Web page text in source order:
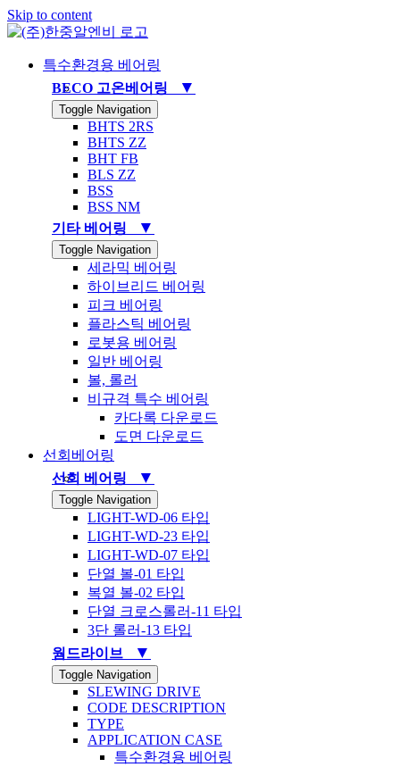
Skip to content
특수환경용 베어링
BECO 고온베어링
▼
Toggle Navigation
BHTS 2RS
BHTS ZZ
BHT FB
BLS ZZ
BSS
BSS NM
기타 베어링
▼
Toggle Navigation
세라믹 베어링
하이브리드 베어링
피크 베어링
플라스틱 베어링
로봇용 베어링
일반 베어링
볼, 롤러
비규격 특수 베어링
카다록 다운로드
도면 다운로드
선회베어링
선회 베어링
▼
Toggle Navigation
LIGHT-WD-06 타입
LIGHT-WD-23 타입
LIGHT-WD-07 타입
단열 볼-01 타입
복열 볼-02 타입
단열 크로스롤러-11 타입
3단 롤러-13 타입
웜드라이브
▼
Toggle Navigation
SLEWING DRIVE
CODE DESCRIPTION
TYPE
APPLICATION CASE
특수환경용 베어링